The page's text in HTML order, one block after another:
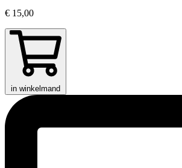
€ 15,00
in winkelmand